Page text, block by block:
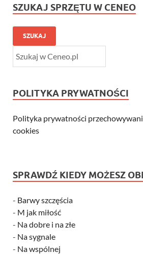
SZUKAJ SPRZĘTU W CENEO
SZUKAJ
POLITYKA PRYWATNOŚCI
Polityka prywatności
cookies
SPRAWDŹ KIEDY MOŻESZ
- Barwy szczęścia
- M jak miłość
- Na dobre i na złe
- Na sygnale
- Na wspólnej